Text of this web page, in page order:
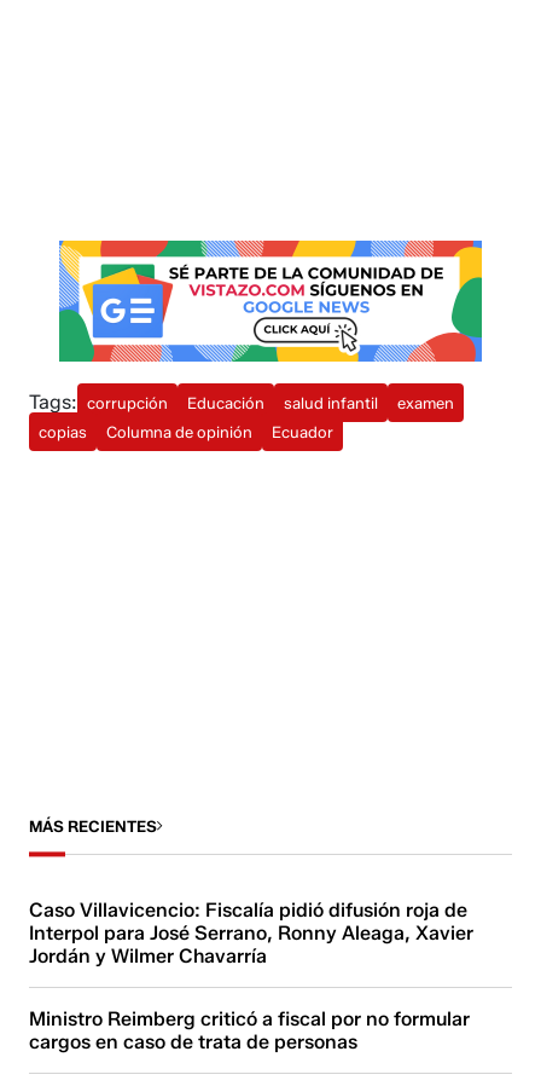
Tags: corrupción Educación salud infantil
examen
copias
Columna de opinión Ecuador
MÁS RECIENTES
Caso Villavicencio: Fiscalía pidió difusión roja de
Interpol para José Serrano, Ronny Aleaga, Xavier
Jordán y Wilmer Chavarría
Ministro Reimberg criticó a fiscal por no formular
cargos en caso de trata de personas